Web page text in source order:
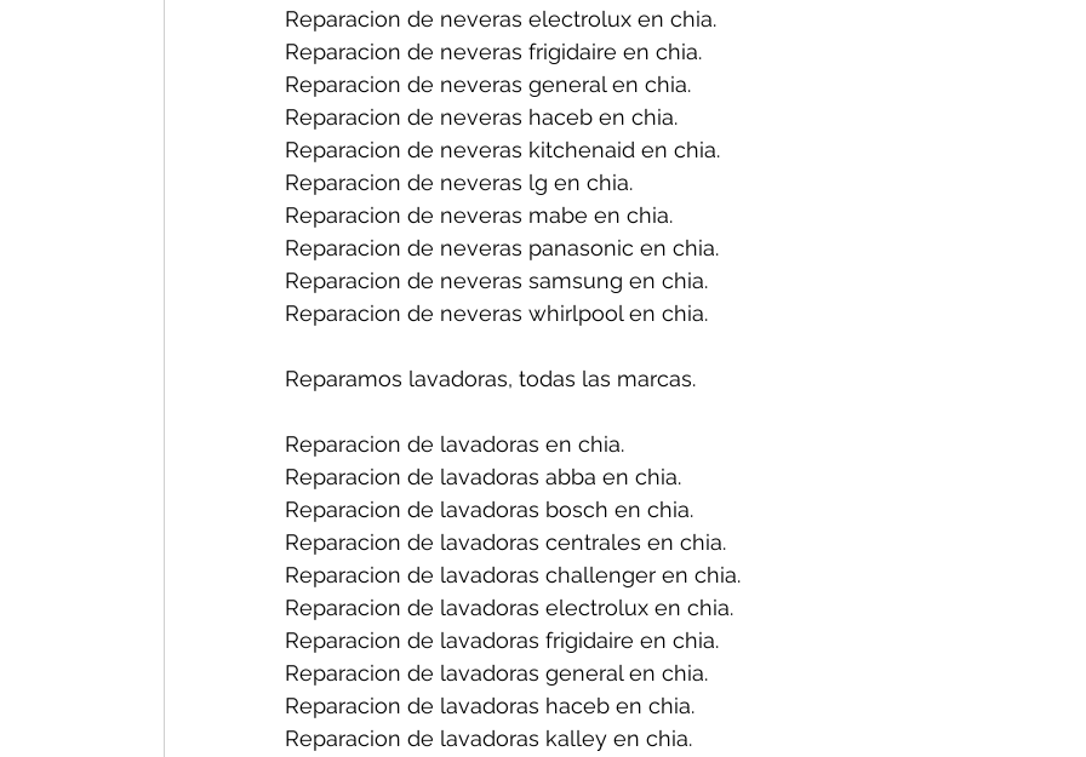
Reparacion de neveras electrolux en chia.
Reparacion de neveras frigidaire en chia.
Reparacion de neveras general en chia.
Reparacion de neveras haceb en chia.
Reparacion de neveras kitchenaid en chia.
Reparacion de neveras lg en chia.
Reparacion de neveras mabe en chia.
Reparacion de neveras panasonic en chia.
Reparacion de neveras samsung en chia.
Reparacion de neveras whirlpool en chia.
Reparamos lavadoras, todas las marcas.
Reparacion de lavadoras en chia.
Reparacion de lavadoras abba en chia.
Reparacion de lavadoras bosch en chia.
Reparacion de lavadoras centrales en chia.
Reparacion de lavadoras challenger en chia.
Reparacion de lavadoras electrolux en chia.
Reparacion de lavadoras frigidaire en chia.
Reparacion de lavadoras general en chia.
Reparacion de lavadoras haceb en chia.
Reparacion de lavadoras kalley en chia.